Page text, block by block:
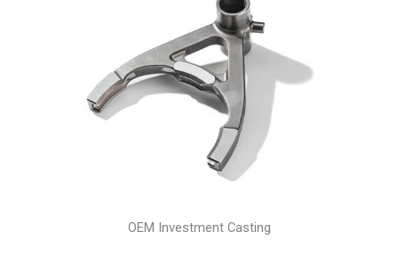
OEM Investment Casting